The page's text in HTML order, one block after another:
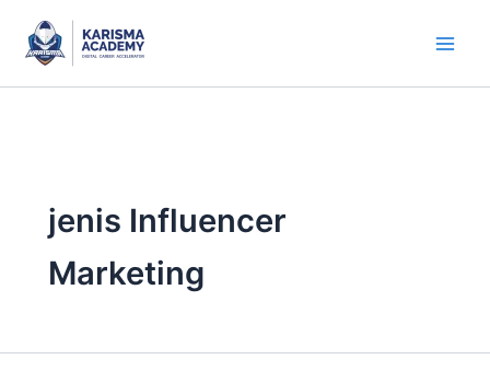
content
jenis Influencer
Marketing